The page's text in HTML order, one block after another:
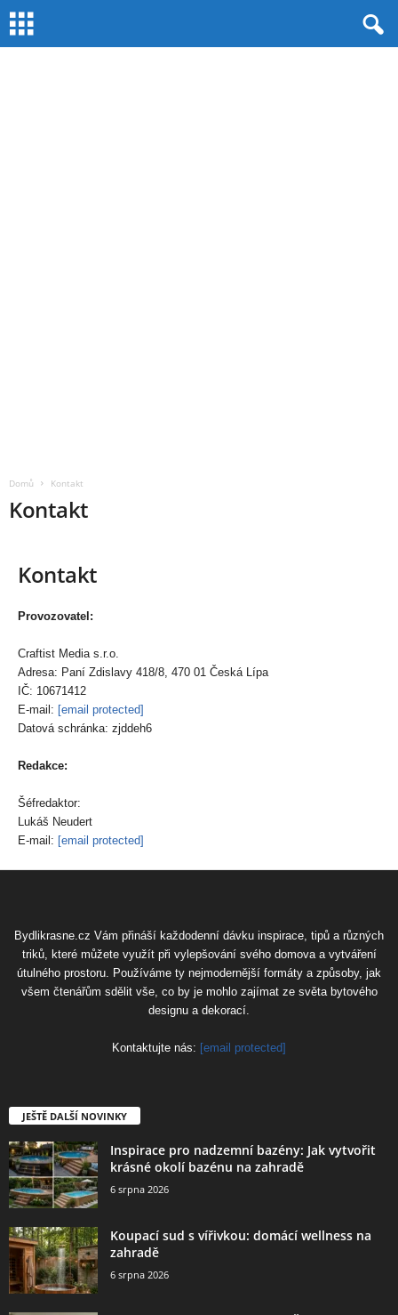
Domů Kontakt
Kontakt
Kontakt
Provozovatel:
Craftist Media s.r.o.
Adresa: Paní Zdislavy 418/8, 470 01 Česká Lípa
IČ: 10671412
E-mail: [email protected]
Datová schránka: zjddeh6
Redakce:
Šéfredaktor:
Lukáš Neudert
E-mail: [email protected]
Bydlikrasne.cz Vám přináší každodenní dávku inspirace, tipů a různých
triků, které můžete využít při vylepšování svého domova a vytváření
útulného prostoru. Používáme ty nejmodernější formáty a způsoby, jak
všem čtenářům sdělit vše, co by je mohlo zajímat ze světa bytového
designu a dekorací.
Kontaktujte nás: [email protected]
JEŠTĚ DALŠÍ NOVINKY
Inspirace pro nadzemní bazény: Jak vytvořit
krásné okolí bazénu na zahradě
6 srpna 2026
Koupací sud s vířivkou: domácí wellness na
zahradě
6 srpna 2026